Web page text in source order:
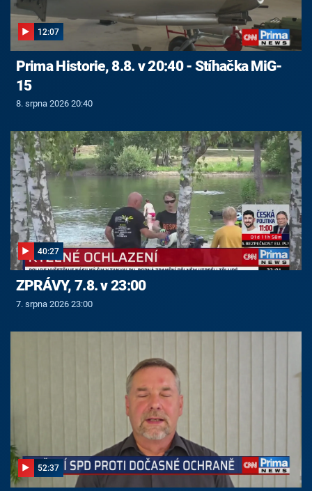
12:07
Prima Historie, 8.8. v 20:40 - Stíhačka MiG-
15
8. srpna 2026 20:40
40:27
ZPRÁVY, 7.8. v 23:00
7. srpna 2026 23:00
52:37